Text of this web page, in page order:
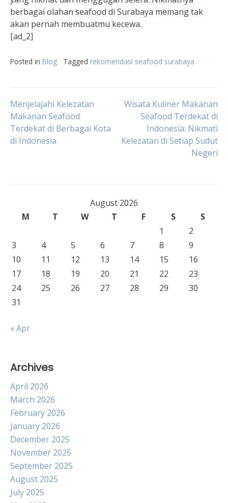
berbagai olahan seafood di Surabaya memang tak
akan pernah membuatmu kecewa.
[ad_2]
Posted in Blog Tagged rekomendasi seafood surabaya
Post
navigation
Menjelajahi Kelezatan
Makanan Seafood
Terdekat di Berbagai Kota
di Indonesia
Wisata Kuliner Makanan
Seafood Terdekat di
Indonesia: Nikmati
Kelezatan di Setiap Sudut
Negeri
August 2026
M
T W T F S
S
1
2
3
4 5 6 7 8
9
10
11 12 13 14 15
16
17
18 19 20 21 22
23
24
25 26 27 28 29
30
31
« Apr
Archives
April 2026
March 2026
February 2026
January 2026
December 2025
November 2025
September 2025
August 2025
July 2025